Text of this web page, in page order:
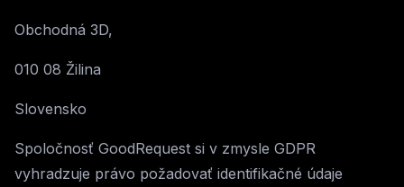
Obchodná 3D,
010 08 Žilina
Slovensko
Spoločnosť GoodRequest si v zmysle GDPR
vyhradzuje právo požadovať identifikačné údaje